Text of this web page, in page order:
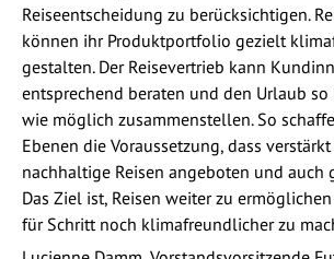
Reiseentscheidung zu berücksichtigen.
können ihr Produktportfolio gezielt
gestalten. Der Reisevertrieb kann
entsprechend beraten und den Urlaub
wie möglich zusammenstellen. So
Ebenen die Voraussetzung, dass
nachhaltige Reisen angeboten und auch
Das Ziel ist, Reisen weiter zu
für Schritt noch klimafreundlicher zu